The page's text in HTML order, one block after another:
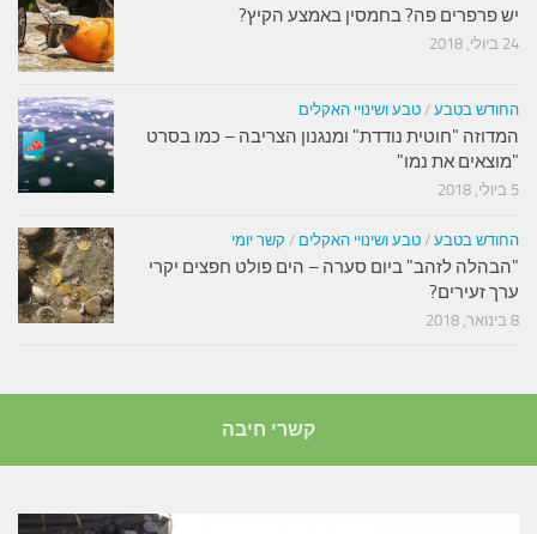
יש פרפרים פה? בחמסין באמצע הקיץ?
24 ביולי, 2018
החודש בטבע / טבע ושינויי האקלים
המדוזה "חוטית נודדת" ומנגנון הצריבה – כמו בסרט
"מוצאים את נמו"
5 ביולי, 2018
החודש בטבע / טבע ושינויי האקלים / קשר יומי
"הבהלה לזהב" ביום סערה – הים פולט חפצים יקרי
ערך זעירים?
8 בינואר, 2018
קשרי חיבה